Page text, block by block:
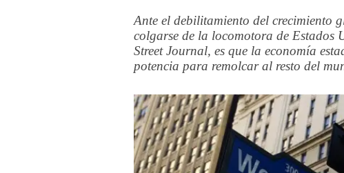
Ante el debilitamiento del crecimiento
colgarse de la locomotora de Estados
Street Journal, es que la economía
potencia para remolcar al resto del